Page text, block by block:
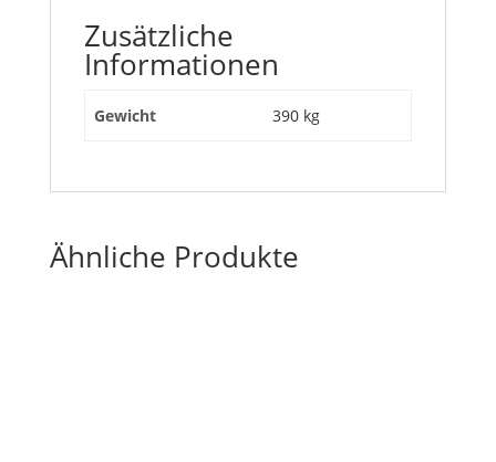
Zusätzliche
Informationen
Gewicht 390 kg
Ähnliche Produkte